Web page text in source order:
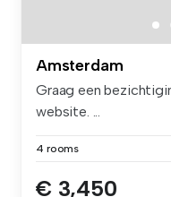
Amsterdam
Graag een
website. ...
4 rooms
€ 3,450